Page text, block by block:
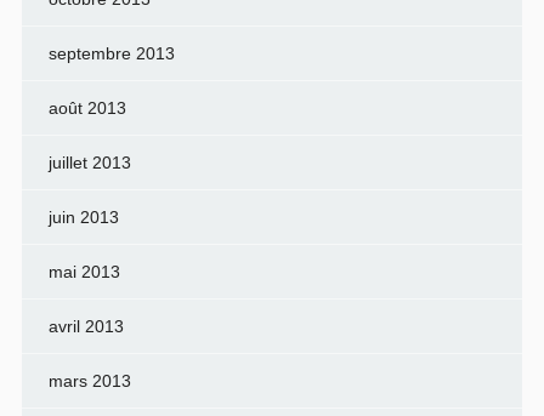
septembre 2013
août 2013
juillet 2013
juin 2013
mai 2013
avril 2013
mars 2013